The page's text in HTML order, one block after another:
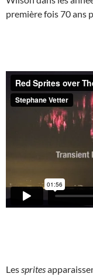
première fois 70 ans
Lessprites